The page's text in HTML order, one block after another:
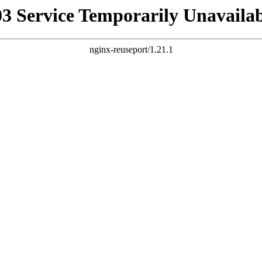
Service Temporarily
nginx-reuseport/1.21.1